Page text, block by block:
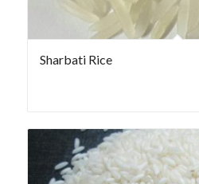
Sharbati Rice